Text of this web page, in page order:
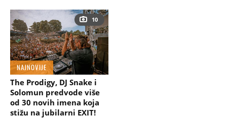
10
NAJNOVIJE
The Prodigy, DJ Snake i
Solomun predvode više
od 30 novih imena koja
stižu na jubilarni EXIT!